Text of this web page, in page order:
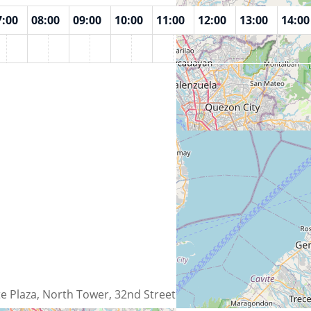
08:00 09:00 10:00 11:00 12:00 13:00 14:00
Plaza, North Tower, 32nd Street Corner, 11th Avenue,